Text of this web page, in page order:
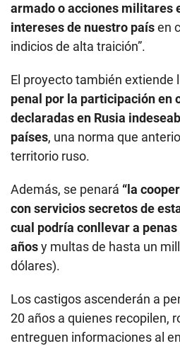
armado o acciones militares
intereses de nuestro paísen
indicios de alta traición”.
El proyecto también extiende
penal por la participación en
declaradas en Rusia
países, una norma que
territorio ruso.
Además, se penará “la
con servicios secretos de
cual podría conllevar a
añosy multas de hasta un
dólares).
Los castigos ascenderán a
20 años a quienes recopilen,
entreguen informaciones al